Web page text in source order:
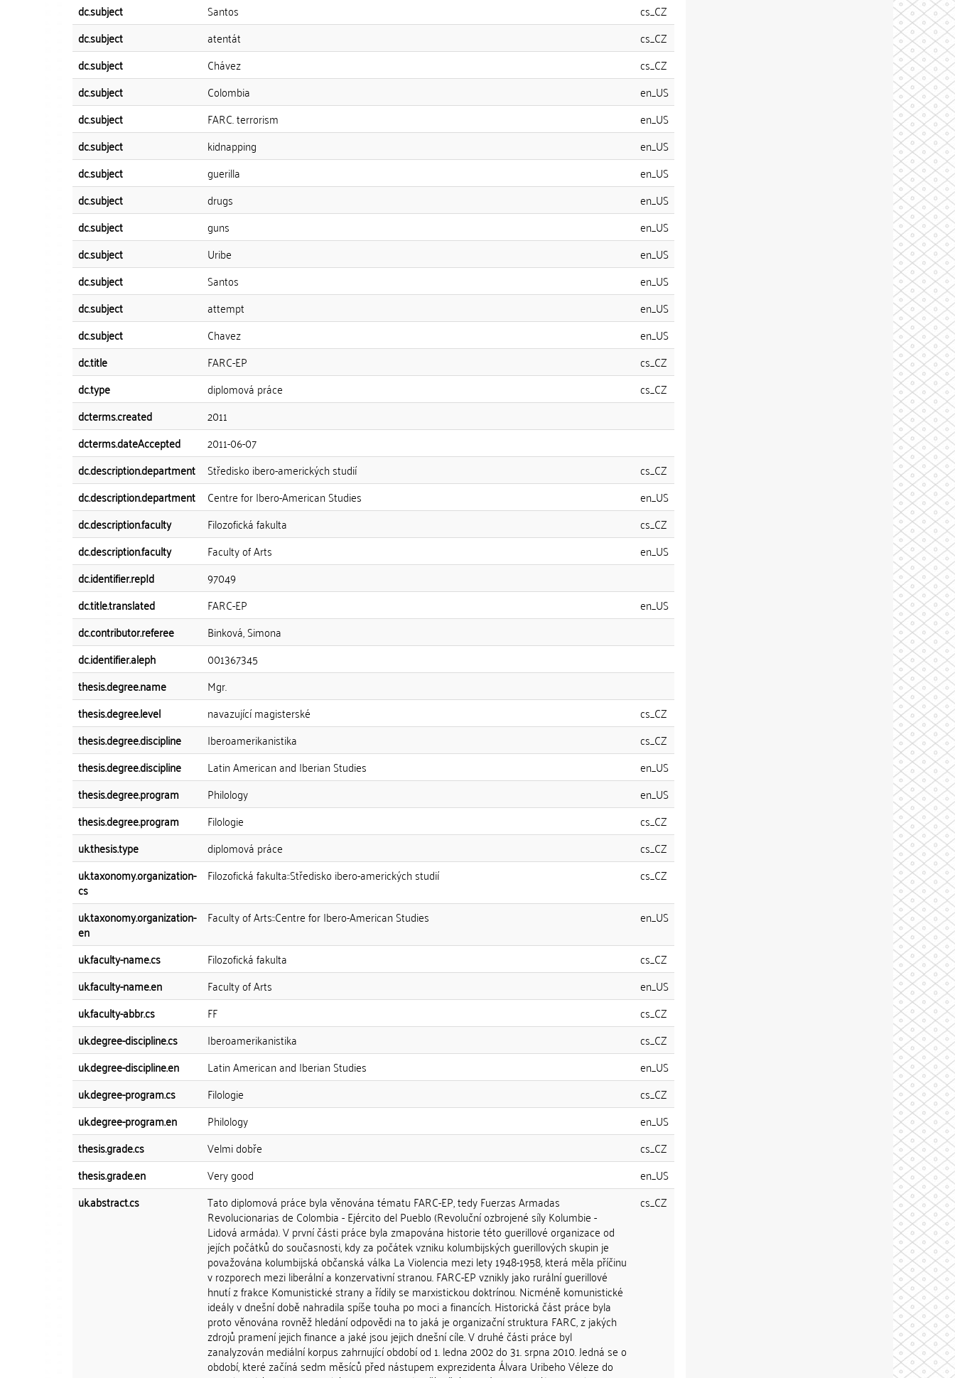
dc.subject
Santos
cs_CZ
dc.subject
atentát
cs_CZ
dc.subject
Chávez
cs_CZ
dc.subject
Colombia
en_US
dc.subject
FARC. terrorism
en_US
dc.subject
kidnapping
en_US
dc.subject
guerilla
en_US
dc.subject
drugs
en_US
dc.subject
guns
en_US
dc.subject
Uribe
en_US
dc.subject
Santos
en_US
dc.subject
attempt
en_US
dc.subject
Chavez
en_US
dc.title
FARC-EP
cs_CZ
dc.type
diplomová práce
cs_CZ
dcterms.created
2011
dcterms.dateAccepted
2011-06-07
dc.description.department
Středisko ibero-amerických studií
cs_CZ
dc.description.department
Centre for Ibero-American Studies
en_US
dc.description.faculty
Filozofická fakulta
cs_CZ
dc.description.faculty
Faculty of Arts
en_US
dc.identifier.repId
97049
dc.title.translated
FARC-EP
en_US
dc.contributor.referee
Binková, Simona
dc.identifier.aleph
001367345
thesis.degree.name
Mgr.
thesis.degree.level
navazující magisterské
cs_CZ
thesis.degree.discipline
Iberoamerikanistika
cs_CZ
thesis.degree.discipline
Latin American and Iberian Studies
en_US
thesis.degree.program
Philology
en_US
thesis.degree.program
Filologie
cs_CZ
uk.thesis.type
diplomová práce
cs_CZ
uk.taxonomy.organization-
cs
Filozofická fakulta::Středisko ibero-amerických studií cs_CZ
uk.taxonomy.organization-
en
Faculty of Arts::Centre for Ibero-American Studies en_US
uk.faculty-name.cs Filozofická fakulta
cs_CZ
uk.faculty-name.en
Faculty of Arts
en_US
uk.faculty-abbr.cs
FF
cs_CZ
uk.degree-discipline.cs
Iberoamerikanistika
cs_CZ
uk.degree-discipline.en
Latin American and Iberian Studies
en_US
uk.degree-program.cs
Filologie
cs_CZ
uk.degree-program.en
Philology
en_US
thesis.grade.cs
Velmi dobře
cs_CZ
thesis.grade.en
Very good
en_US
uk.abstract.cs
Tato diplomová práce byla věnována tématu FARC-EP, tedy Fuerzas Armadas
Revolucionarias de Colombia - Ejército del Pueblo (Revoluční ozbrojené síly Kolumbie -
Lidová armáda). V první části práce byla zmapována historie této guerillové organizace od
jejích počátků do současnosti, kdy za počátek vzniku kolumbijských guerillových skupin je
považována kolumbijská občanská válka La Violencia mezi lety 1948-1958, která měla příčinu
v rozporech mezi liberální a konzervativní stranou. FARC-EP vznikly jako rurální guerillové
hnutí z frakce Komunistické strany a řídily se marxistickou doktrínou. Nicméně komunistické
ideály v dnešní době nahradila spíše touha po moci a financích. Historická část práce byla
proto věnována rovněž hledání odpovědi na to jaká je organizační struktura FARC, z jakých
zdrojů pramení jejich finance a jaké jsou jejich dnešní cíle. V druhé části práce byl
zanalyzován mediální korpus zahrnující období od 1. ledna 2002 do 31. srpna 2010. Jedná se o
období, které začíná sedm měsíců před nástupem exprezidenta Álvara Uribeho Véleze do
cs_CZ